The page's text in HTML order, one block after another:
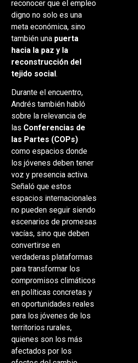
reconocer que el empleo
digno no solo es una
meta económica, sino
también una puerta
hacia la paz y la
reconstrucción del
tejido social.
Durante el encuentro,
Andrés también habló
sobre la relevancia de
las Conferencias de
las Partes (COPs)
como espacios donde
los jóvenes deben tener
voz y presencia activa.
Señaló que estos
espacios internacionales
no pueden seguir siendo
escenarios de promesas
vacías, sino que deben
convertirse en
verdaderas plataformas
para transformar los
compromisos climáticos
en políticas concretas y
en oportunidades reales
para los jóvenes de los
territorios rurales,
quienes son los más
afectados por los